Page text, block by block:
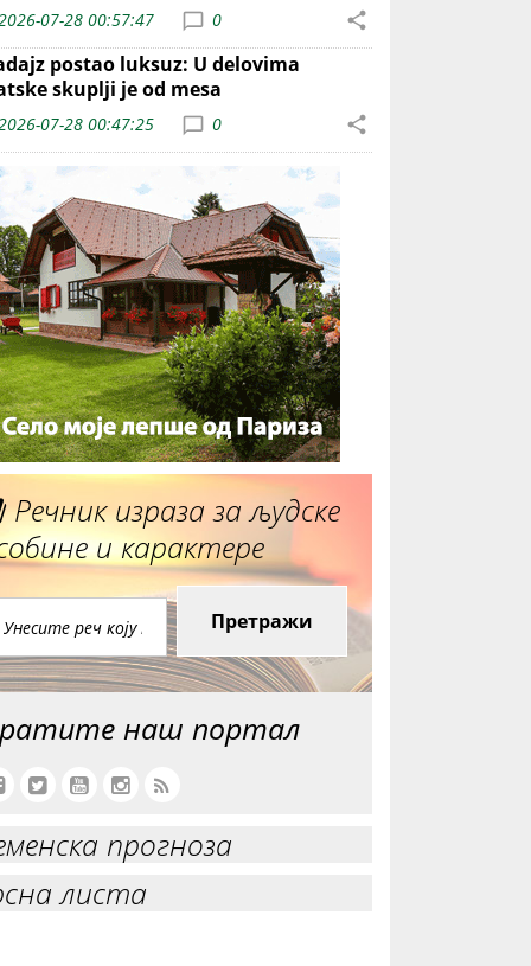
07-28 00:57:47 0
postao luksuz: U delovima
skuplji je od mesa
07-28 00:47:25 0
Речник израза за људске
и карактере
Претражи
наш портал
прогноза
листа